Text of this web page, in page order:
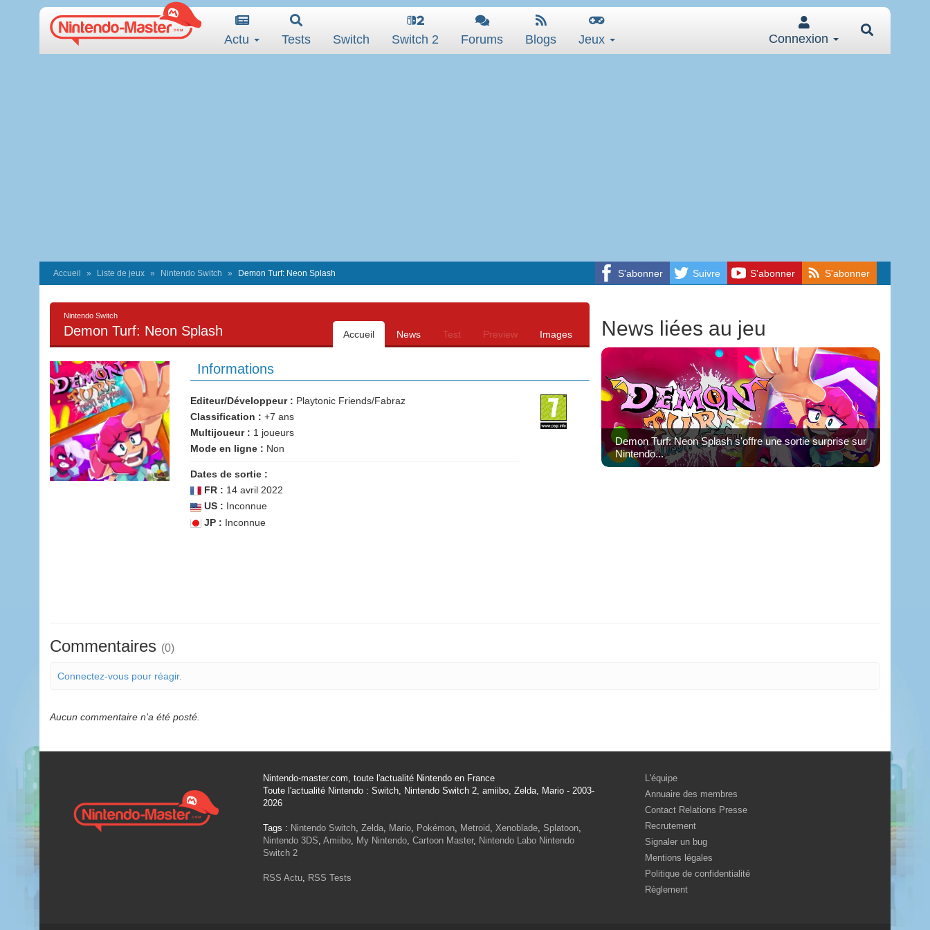
Actu Tests Switch Switch 2 Forums Blogs Jeux Connexion
S'abonner Suivre S'abonner S'abonner
Accueil Liste de jeux Nintendo Switch Demon Turf: Neon Splash
Nintendo Switch
Demon Turf: Neon Splash Accueil News Test Preview Images
Informations
Editeur/Développeur : Playtonic Friends/Fabraz
Classification : +7 ans
Multijoueur : 1 joueurs
Mode en ligne : Non
Dates de sortie :
FR : 14 avril 2022
US : Inconnue
JP : Inconnue
News liées au jeu
Demon Turf: Neon Splash s'offre une sortie surprise sur
Nintendo...
Commentaires (0)
Connectez-vous pour réagir.
Aucun commentaire n'a été posté.
Nintendo-master.com, toute l'actualité Nintendo en France
Toute l'actualité Nintendo : Switch, Nintendo Switch 2, amiibo, Zelda, Mario - 2003-
2026
Tags : Nintendo Switch, Zelda, Mario, Pokémon, Metroid Xenoblade, Splatoon,
Nintendo 3DS Amiibo, My Nintendo, Cartoon Master, Nintendo Labo Nintendo
Switch 2
RSS Actu, RSS Tests
L'équipe
Annuaire des membres
Contact Relations Presse
Recrutement
Signaler un bug
Mentions légales
Politique de confidentialité
Règlement